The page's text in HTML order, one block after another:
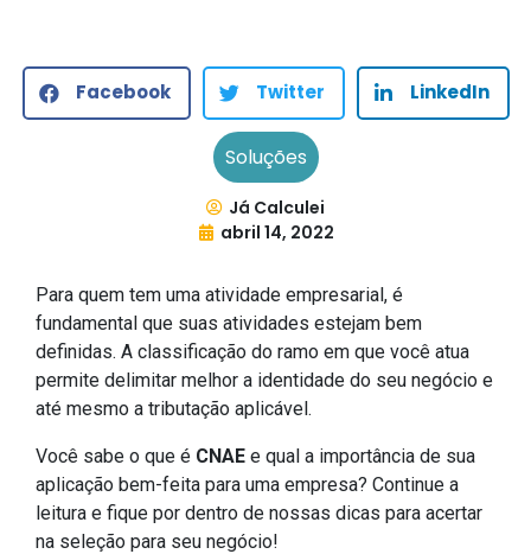
Facebook Twitter LinkedIn
Soluções
Já Calculei
abril 14, 2022
Para quem tem uma atividade empresarial, é
fundamental que suas atividades estejam bem
definidas. A classificação do ramo em que você atua
permite delimitar melhor a identidade do seu negócio e
até mesmo a tributação aplicável.
Você sabe o que é CNAE e qual a importância de sua
aplicação bem-feita para uma empresa? Continue a
leitura e fique por dentro de nossas dicas para acertar
na seleção para seu negócio!